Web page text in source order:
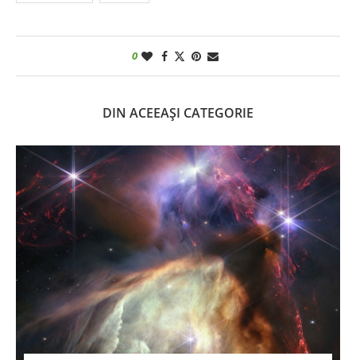
0
DIN ACEEAȘI CATEGORIE